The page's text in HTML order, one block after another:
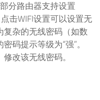
分路由器支持设置
击WIFI设置可以设置无
复杂的无线密码（如数
码提示等级为“强”。
改该无线密码。